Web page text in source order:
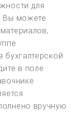
для
Вы можете
бухгалтерской
в поле
вручную